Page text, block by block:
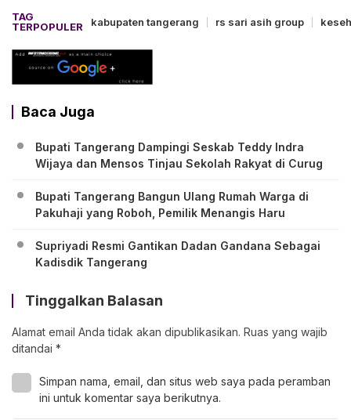
TAG
TERPOPULER
kabupaten tangerang rs sari asih group
Baca Juga
Bupati Tangerang Dampingi Seskab Teddy Indra
Wijaya dan Mensos Tinjau Sekolah Rakyat di Curug
Bupati Tangerang Bangun Ulang Rumah Warga di
Pakuhaji yang Roboh, Pemilik Menangis Haru
Supriyadi Resmi Gantikan Dadan Gandana Sebagai
Kadisdik Tangerang
Tinggalkan Balasan
Alamat email Anda tidak akan dipublikasikan. Ruas yang wajib
ditandai *
Simpan nama, email, dan situs web saya pada peramban
ini untuk komentar saya berikutnya.